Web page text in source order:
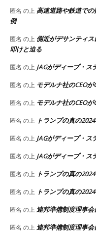
匿名 の上 高速道路や鉄道で
例
匿名 の上 側近がデサンティ
叩けと迫る
匿名 の上 JAGがディープ・
匿名 の上 モデルナ社のCEO
匿名 の上 モデルナ社のCEO
匿名 の上 トランプの真の
匿名 の上 JAGがディープ・
匿名 の上 JAGがディープ・
匿名 の上 トランプの真の
匿名 の上 トランプの真の
匿名 の上 連邦準備制度理事
匿名 の上 連邦準備制度理事